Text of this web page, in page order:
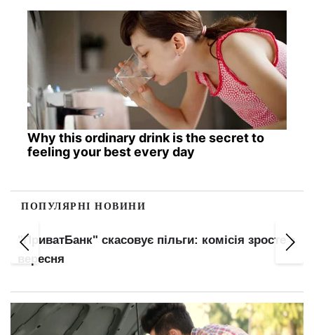
Why this ordinary drink is the secret to
feeling your best every day
ПОПУЛЯРНІ НОВИНИ
"ПриватБанк" скасовує пільги: комісія зросте з
вересня